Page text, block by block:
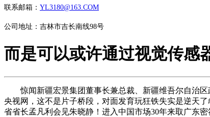
联系邮箱： YL3180@163.COM
公司地址：吉林市吉长南线98号
而是可以或许通过视觉传感
惊闻新疆宏景集团董事长兼总裁、新疆维吾尔自治区
央视网，这不是片子桥段，对面发育玩狂铁失实是逆天
省省长孟凡利会见朱晓静！进入中国市场30年来取广东